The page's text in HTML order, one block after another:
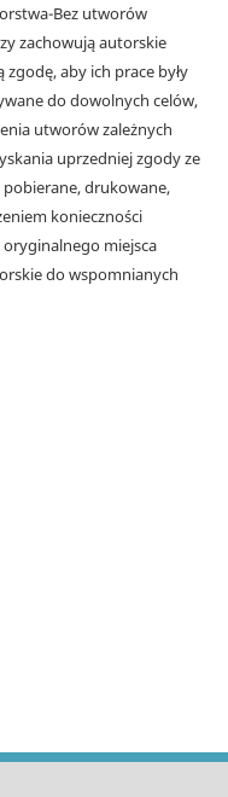
Bez utworów
zachowują autorskie
aby ich prace były
do dowolnych celów,
utworów zależnych
uprzedniej zgody ze
drukowane,
konieczności
miejsca
do wspomnianych